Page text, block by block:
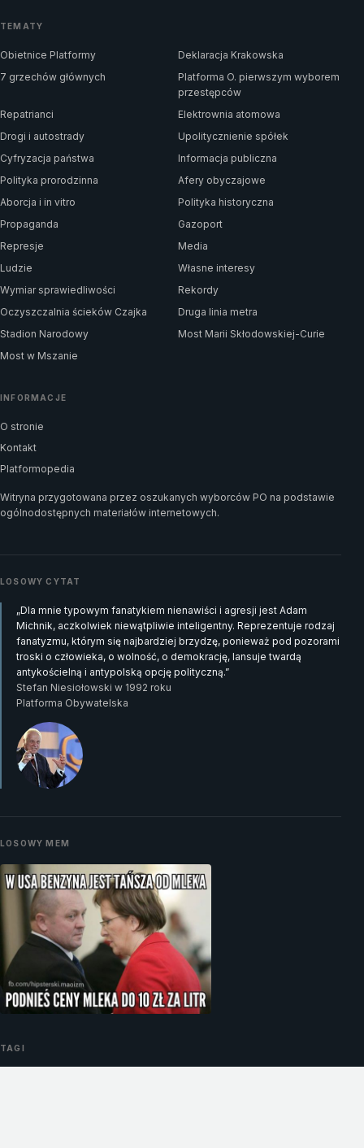
TEMATY
Obietnice Platformy
Deklaracja Krakowska
7 grzechów głównych
Platforma O. pierwszym wyborem
przestępców
Repatrianci
Elektrownia atomowa
Drogi i autostrady
Upolitycznienie spółek
Cyfryzacja państwa
Informacja publiczna
Polityka prorodzinna
Afery obyczajowe
Aborcja i in vitro
Polityka historyczna
Propaganda
Gazoport
Represje
Media
Ludzie
Własne interesy
Wymiar sprawiedliwości
Rekordy
Oczyszczalnia ścieków Czajka
Druga linia metra
Stadion Narodowy
Most Marii Skłodowskiej-Curie
Most w Mszanie
INFORMACJE
O stronie
Kontakt
Platformopedia
Witryna przygotowana przez oszukanych wyborców PO na podstawie
ogólnodostępnych materiałów internetowych.
LOSOWY CYTAT
„Dla mnie typowym fanatykiem nienawiści i agresji jest Adam
Michnik, aczkolwiek niewątpliwie inteligentny. Reprezentuje rodzaj
fanatyzmu, którym się najbardziej brzydzę, ponieważ pod pozorami
troski o człowieka, o wolność, o demokrację, lansuje twardą
antykościelną i antypolską opcję polityczną.”
Stefan Niesiołowski w 1992 roku
Platforma Obywatelska
LOSOWY MEM
TAGI